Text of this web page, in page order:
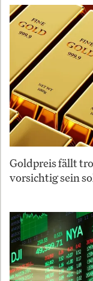
Goldpreis fällt
vorsichtig sein